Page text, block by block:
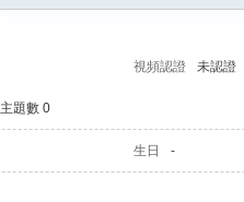
視頻認證 未認證
主題數 0
生日 -